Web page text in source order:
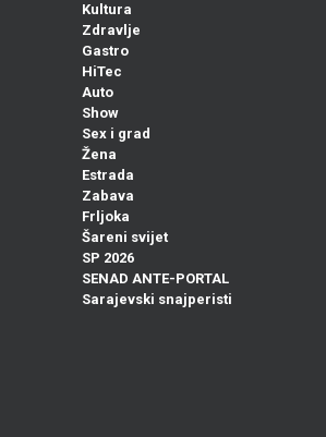
Kultura
Zdravlje
Gastro
HiTec
Auto
Show
Sex i grad
Žena
Estrada
Zabava
Frljoka
Šareni svijet
SP 2026
SENAD ANTE-PORTAL
Sarajevski snajperisti